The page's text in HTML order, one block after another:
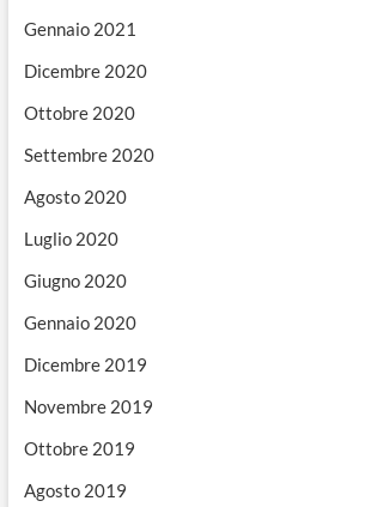
Gennaio 2021
Dicembre 2020
Ottobre 2020
Settembre 2020
Agosto 2020
Luglio 2020
Giugno 2020
Gennaio 2020
Dicembre 2019
Novembre 2019
Ottobre 2019
Agosto 2019